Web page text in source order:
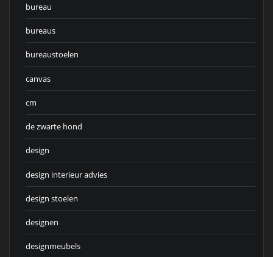
bureau
bureaus
bureaustoelen
canvas
cm
de zwarte hond
design
design interieur advies
design stoelen
designen
designmeubels